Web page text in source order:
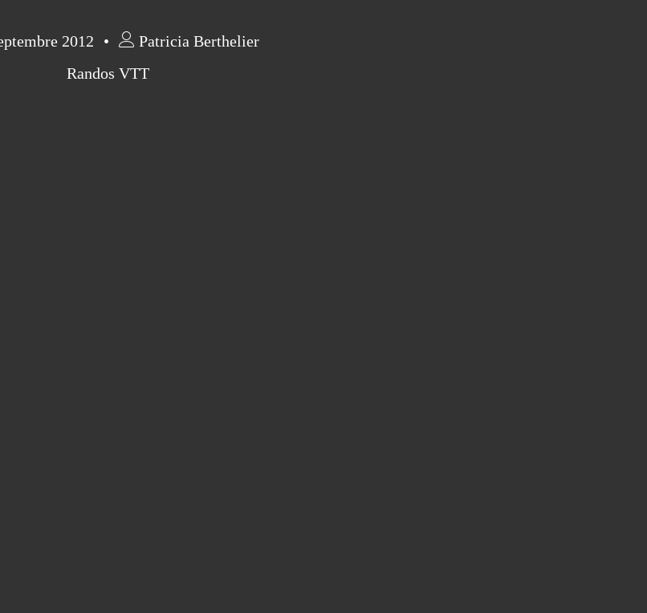
2012
Patricia Berthelier
Randos VTT